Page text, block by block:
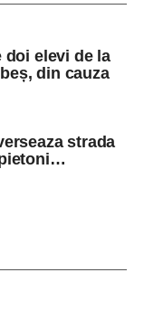
doi elevi de la
din cauza
strada